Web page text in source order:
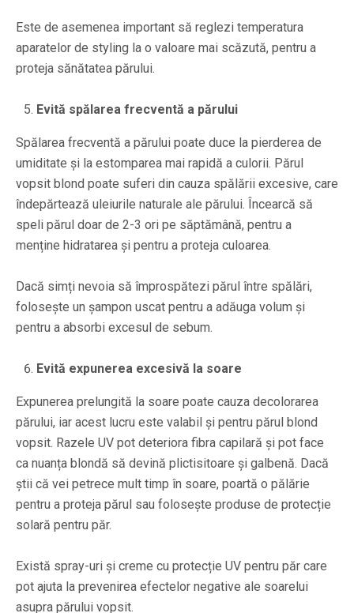
Este de asemenea important să reglezi temperatura
aparatelor de styling la o valoare mai scăzută, pentru a
proteja sănătatea părului.
Evită spălarea frecventă a părului
Spălarea frecventă a părului poate duce la pierderea de
umiditate și la estomparea mai rapidă a culorii. Părul
vopsit blond poate suferi din cauza spălării excesive, care
îndepărtează uleiurile naturale ale părului. Încearcă să
speli părul doar de 2-3 ori pe săptămână, pentru a
menține hidratarea și pentru a proteja culoarea.
Dacă simți nevoia să împrospătezi părul între spălări,
folosește un șampon uscat pentru a adăuga volum și
pentru a absorbi excesul de sebum.
Evită expunerea excesivă la soare
Expunerea prelungită la soare poate cauza decolorarea
părului, iar acest lucru este valabil și pentru părul blond
vopsit. Razele UV pot deteriora fibra capilară și pot face
ca nuanța blondă să devină plictisitoare și galbenă. Dacă
știi că vei petrece mult timp în soare, poartă o pălărie
pentru a proteja părul sau folosește produse de protecție
solară pentru păr.
Există spray-uri și creme cu protecție UV pentru păr care
pot ajuta la prevenirea efectelor negative ale soarelui
asupra părului vopsit.